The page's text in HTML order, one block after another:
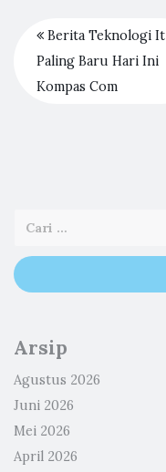
Berita Teknologi It
Paling Baru Hari Ini
Kompas Com
Arsip
Agustus 2026
Juni 2026
Mei 2026
April 2026